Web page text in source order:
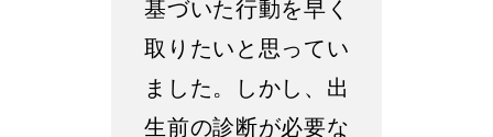
基づいた行動を早く
取りたいと思ってい
ました。しかし、出
生前の診断が必要な